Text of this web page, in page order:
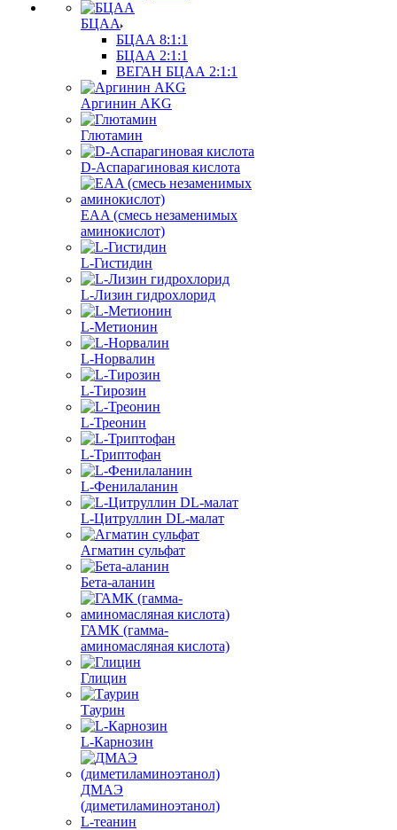
БЦАА
БЦАА 8:1:1
БЦАА 2:1:1
ВЕГАН БЦАА 2:1:1
Аргинин AKG
Глютамин
D-Аспарагиновая кислота
EAA (смесь незаменимых
аминокислот)
L-Гистидин
L-Лизин гидрохлорид
L-Метионин
L-Норвалин
L-Тирозин
L-Треонин
L-Триптофан
L-Фенилаланин
L-Цитруллин DL-малат
Агматин cульфат
Бета-аланин
ГАМК (гамма-
аминомасляная кислота)
Глицин
Таурин
L-Карнозин
ДМАЭ
(диметиламиноэтанол)
L-теанин